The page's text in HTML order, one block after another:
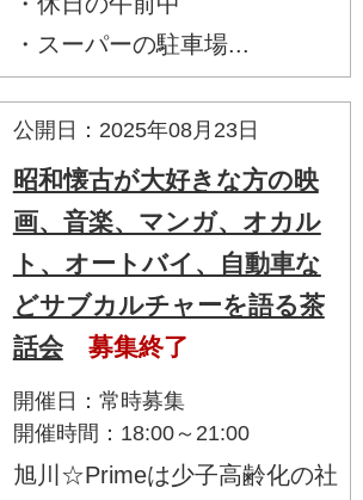
・スーパーの駐車場...
公開日：2025年08月23日
昭和懐古が大好きな方の映
画、音楽、マンガ、オカル
ト、オートバイ、自動車な
どサブカルチャーを語る茶
話会
募集終了
開催日：常時募集
開催時間：18:00～21:00
旭川☆Primeは少子高齢化の社